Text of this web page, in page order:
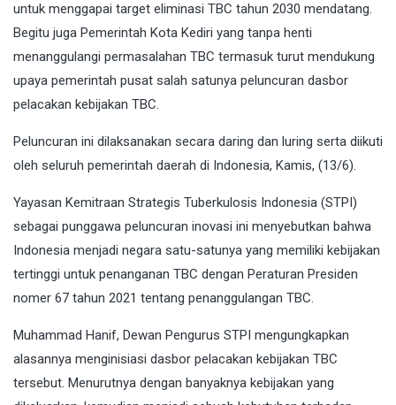
untuk menggapai target eliminasi TBC tahun 2030 mendatang.
Begitu juga Pemerintah Kota Kediri yang tanpa henti
menanggulangi permasalahan TBC termasuk turut mendukung
upaya pemerintah pusat salah satunya peluncuran dasbor
pelacakan kebijakan TBC.
Peluncuran ini dilaksanakan secara daring dan luring serta diikuti
oleh seluruh pemerintah daerah di Indonesia, Kamis, (13/6).
Yayasan Kemitraan Strategis Tuberkulosis Indonesia (STPI)
sebagai punggawa peluncuran inovasi ini menyebutkan bahwa
Indonesia menjadi negara satu-satunya yang memiliki kebijakan
tertinggi untuk penanganan TBC dengan Peraturan Presiden
nomer 67 tahun 2021 tentang penanggulangan TBC.
Muhammad Hanif, Dewan Pengurus STPI mengungkapkan
alasannya menginisiasi dasbor pelacakan kebijakan TBC
tersebut. Menurutnya dengan banyaknya kebijakan yang